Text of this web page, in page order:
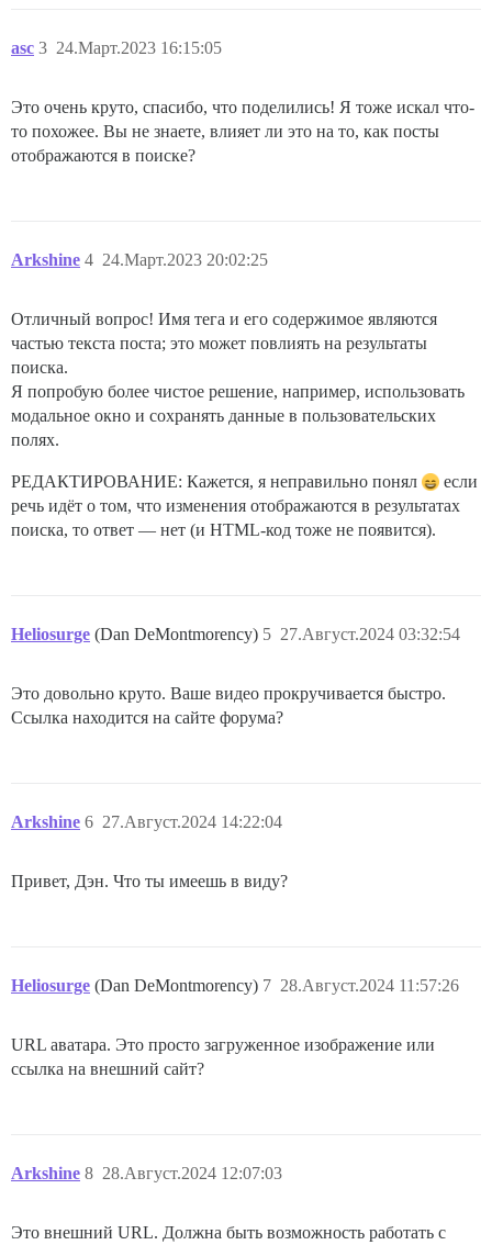
asc 24.Март.2023 16:15:05
3
Это очень круто, спасибо, что поделились! Я тоже искал что-
то похожее. Вы не знаете, влияет ли это на то, как посты
отображаются в поиске?
Arkshine 24.Март.2023 20:02:25
4
Отличный вопрос! Имя тега и его содержимое являются
частью текста поста; это может повлиять на результаты
поиска.
Я попробую более чистое решение, например, использовать
модальное окно и сохранять данные в пользовательских
полях.
РЕДАКТИРОВАНИЕ: Кажется, я неправильно понял
если
речь идёт о том, что изменения отображаются в результатах
поиска, то ответ — нет (и HTML-код тоже не появится).
Heliosurge (Dan DeMontmorency) 27.Август.2024 03:32:54
5
Это довольно круто. Ваше видео прокручивается быстро.
Ссылка находится на сайте форума?
Arkshine 27.Август.2024 14:22:04
6
Привет, Дэн. Что ты имеешь в виду?
Heliosurge (Dan DeMontmorency) 28.Август.2024 11:57:26
7
URL аватара. Это просто загруженное изображение или
ссылка на внешний сайт?
Arkshine 28.Август.2024 12:07:03
8
Это внешний URL. Должна быть возможность работать с